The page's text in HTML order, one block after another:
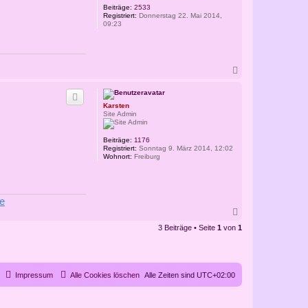
Beiträge: 2533
Registriert: Donnerstag 22. Mai 2014,
09:23
Karsten
Site Admin
Beiträge: 1176
Registriert: Sonntag 9. März 2014, 12:02
Wohnort: Freiburg
c
3 Beiträge • Seite 1 von 1
Alle Zeiten sind UTC+02:00
Alle Cookies löschen
Impressum